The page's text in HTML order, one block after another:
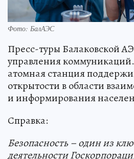
Фото: БалАЭС
Пресс-туры Балаковской
управления
атомная станция
открытости в области
и информирования
Справка:
Безопасность – один из
деятельности